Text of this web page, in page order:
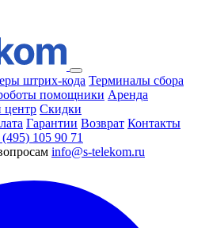
штрих-кода Терминалы сбора
помощники Аренда
центр Скидки
Гарантии Возврат Контакты
105 90 71
info@s-telekom.ru